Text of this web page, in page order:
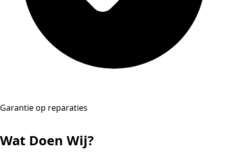
Garantie op reparaties
Wat Doen Wij?